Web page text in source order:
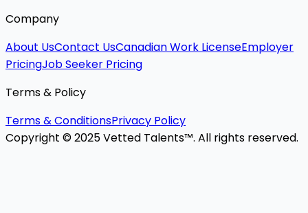
Company
About UsContact UsCanadian Work LicenseEmployer
PricingJob Seeker Pricing
Terms & Policy
Terms & ConditionsPrivacy Policy
Copyright © 2025 Vetted Talents™. All rights reserved.